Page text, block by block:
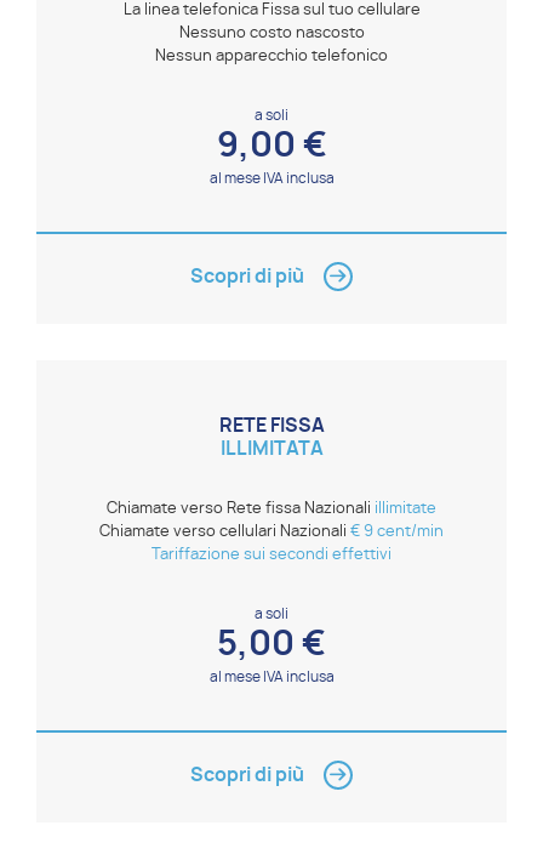
La linea telefonica Fissa sul tuo cellulare
Nessuno costo nascosto
Nessun apparecchio telefonico
a soli
9,00 €
al mese IVA inclusa
Scopri di più
RETE FISSA
ILLIMITATA
Chiamate verso Rete fissa Nazionali illimitate
Chiamate verso cellulari Nazionali € 9 cent/min
Tariffazione sui secondi effettivi
a soli
5,00 €
al mese IVA inclusa
Scopri di più